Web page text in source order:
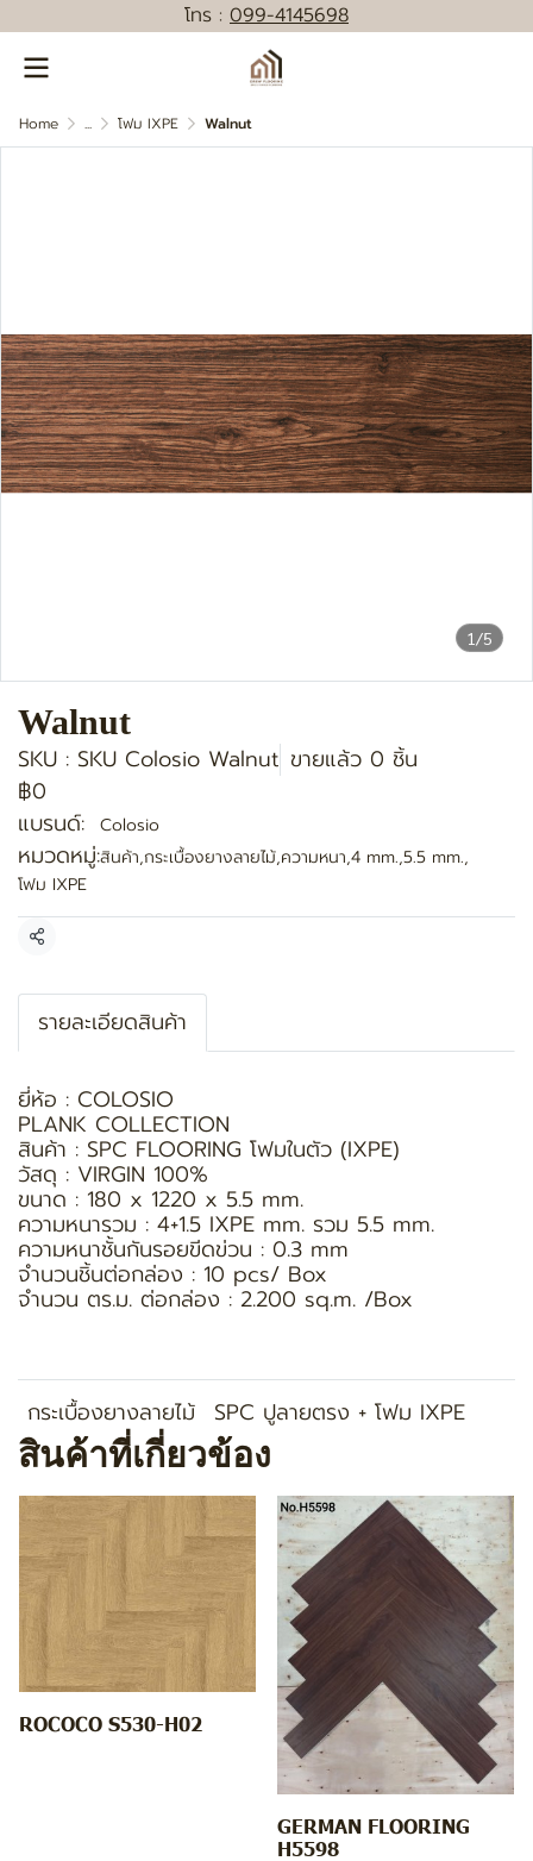
โทร : 099-4145698
Home ... โฟม IXPE Walnut
1/5
Walnut
SKU : SKU Colosio Walnut ขายแล้ว 0 ชิ้น
฿0
แบรนด์:
Colosio
หมวดหมู่:สินค้า,กระเบื้องยางลายไม้,ความหนา,4 mm.,5.5 mm.,
โฟม IXPE
แชร์
รายละเอียดสินค้า
ยี่ห้อ : COLOSIO
PLANK COLLECTION
สินค้า : SPC FLOORING โฟมในตัว (IXPE)
วัสดุ : VIRGIN 100%
ขนาด : 180 x 1220 x 5.5 mm.
ความหนารวม : 4+1.5 IXPE mm. รวม 5.5 mm.
ความหนาชั้นกันรอยขีดข่วน : 0.3 mm
จำนวนชิ้นต่อกล่อง : 10 pcs/ Box
จำนวน ตร.ม. ต่อกล่อง : 2.200 sq.m. /Box
กระเบื้องยางลายไม้ SPC ปูลายตรง + โฟม IXPE
สินค้าที่เกี่ยวข้อง
ROCOCO S530-H02
GERMAN FLOORING
H5598